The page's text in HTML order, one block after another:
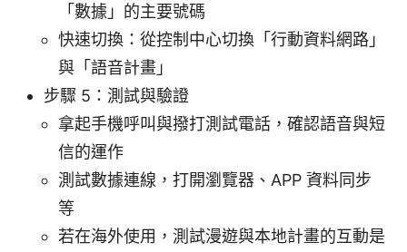
「數據」的主要號碼
快速切換：從控制中心切換「行動資料網路」
與「語音計畫」
步驟 5：測試與驗證
拿起手機呼叫與撥打測試電話，確認語音與短
信的運作
測試數據連線，打開瀏覽器、APP 資料同步
等
若在海外使用，測試漫遊與本地計畫的互動是